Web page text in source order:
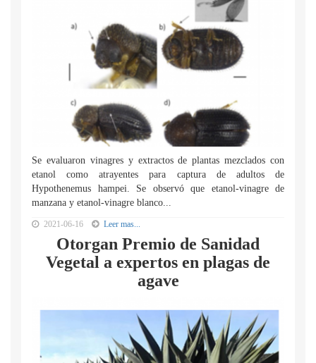
Se evaluaron vinagres y extractos de plantas mezclados con
etanol como atrayentes para captura de adultos de
Hypothenemus hampei. Se observó que etanol-vinagre de
manzana y etanol-vinagre blanco...
2021-06-16 Leer mas...
Otorgan Premio de Sanidad
Vegetal a expertos en plagas de
agave